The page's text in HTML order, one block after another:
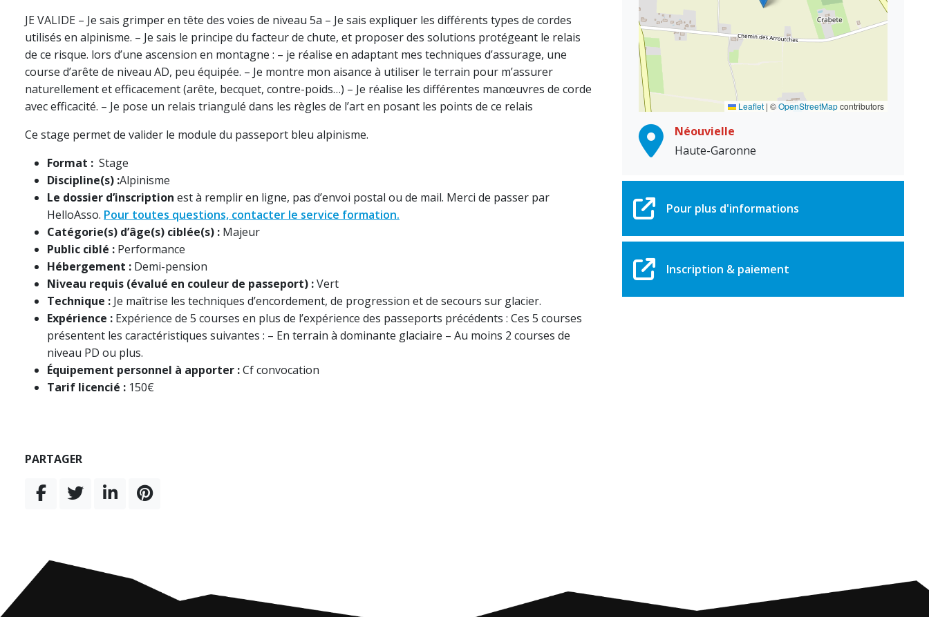
JE VALIDE – Je sais grimper en tête des voies de niveau 5a – Je sais expliquer les différents types de cordes
utilisés en alpinisme. – Je sais le principe du facteur de chute, et proposer des solutions protégeant le relais
de ce risque. lors d’une ascension en montagne : – je réalise en adaptant mes techniques d’assurage, une
course d’arête de niveau AD, peu équipée. – Je montre mon aisance à utiliser le terrain pour m’assurer
naturellement et efficacement (arête, becquet, contre-poids…) – Je réalise les différentes manœuvres de corde
avec efficacité. – Je pose un relais triangulé dans les règles de l’art en posant les points de ce relais
Ce stage permet de valider le module du passeport bleu alpinisme.
Format : Stage
Discipline(s) :Alpinisme
Le dossier d’inscription est à remplir en ligne, pas d’envoi postal ou de mail. Merci de passer par
HelloAsso. Pour toutes questions, contacter le service formation.
Catégorie(s) d’âge(s) ciblée(s) : Majeur
Public ciblé : Performance
Hébergement : Demi-pension
Niveau requis (évalué en couleur de passeport) :Vert
Technique : Je maîtrise les techniques d’encordement, de progression et de secours sur glacier.
Expérience : Expérience de 5 courses en plus de l’expérience des passeports précédents : Ces 5 courses
présentent les caractéristiques suivantes : – En terrain à dominante glaciaire – Au moins 2 courses de
niveau PD ou plus.
Équipement personnel à apporter :Cf convocation
Tarif licencié : 150€
PARTAGER
Leaflet | ©OpenStreetMapcontributors
Néouvielle
Haute-Garonne
Pour plus d'informations
Inscription & paiement